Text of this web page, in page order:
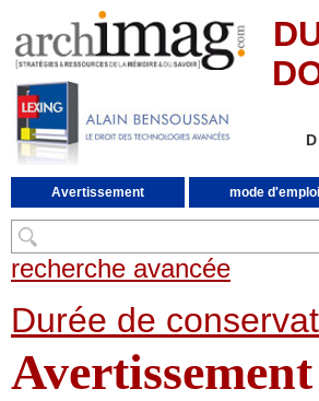
Avertissement mode d'emploi
recherche avancée
Durée de
Avertissement